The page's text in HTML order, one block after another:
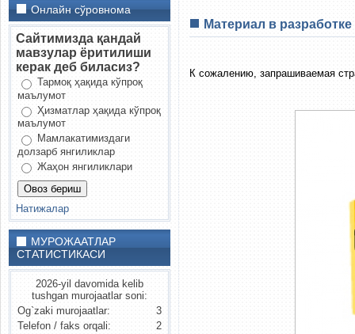
Онлайн сўровнома
Сайтимизда қандай
мавзулар ёритилиши
керак деб биласиз?
Тармоқ ҳақида кўпроқ
маълумот
Ҳизматлар ҳақида кўпроқ
маълумот
Мамлакатимиздаги
долзарб янгиликлар
Жаҳон янгиликлари
Натижалар
МУРОЖААТЛАР
СТАТИСТИКАСИ
2026-yil davomida kelib
tushgan murojaatlar soni:
Og`zaki murojaatlar:
3
Telefon / faks orqali:
2
Материал в разработке
К сожалению, запрашиваемая